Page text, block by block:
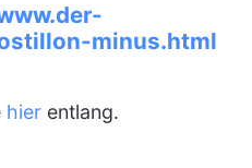
minus.html
hierentlang.